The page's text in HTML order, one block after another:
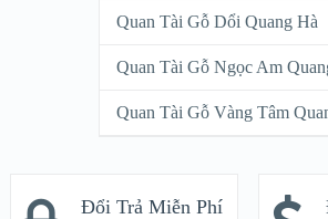
Quan Tài Gỗ Dổi Quang Hà
Quan Tài Gỗ Ngọc Am
Quan Tài Gỗ Vàng Tâm
Đổi Trả Miễn Phí